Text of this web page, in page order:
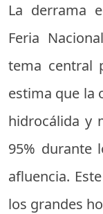
La derrama
Feria
tema central
estima que la
hidrocálida y
95% durante
afluencia.
los grandes